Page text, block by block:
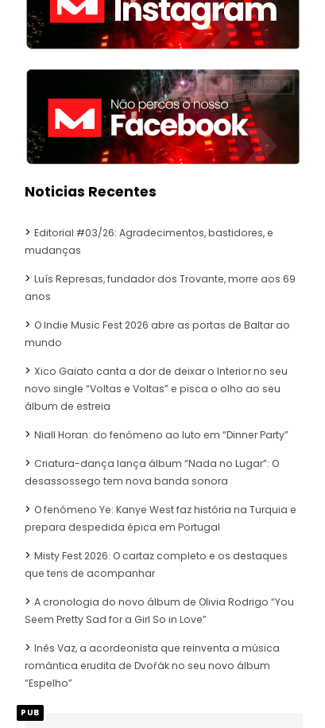
Noticias Recentes
Editorial #03/26: Agradecimentos, bastidores, e
mudanças
Luís Represas, fundador dos Trovante, morre aos 69
anos
O Indie Music Fest 2026 abre as portas de Baltar ao
mundo
Xico Gaiato canta a dor de deixar o Interior no seu
novo single “Voltas e Voltas” e pisca o olho ao seu
álbum de estreia
Niall Horan: do fenómeno ao luto em “Dinner Party”
Criatura-dança lança álbum “Nada no Lugar”: O
desassossego tem nova banda sonora
O fenómeno Ye: Kanye West faz história na Turquia e
prepara despedida épica em Portugal
Misty Fest 2026: O cartaz completo e os destaques
que tens de acompanhar
A cronologia do novo álbum de Olivia Rodrigo “You
Seem Pretty Sad for a Girl So in Love”
Inês Vaz, a acordeonista que reinventa a música
romântica erudita de Dvořák no seu novo álbum
“Espelho”
PUB